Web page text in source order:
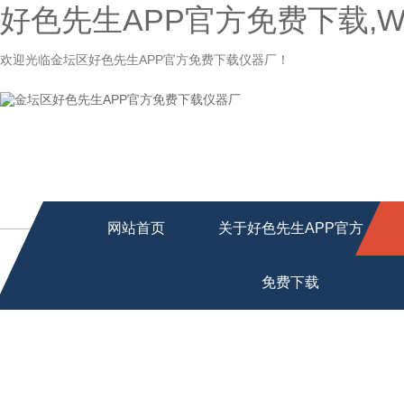
好色先生APP官方免费下载
欢迎光临金坛区好色先生APP官方免费下载仪器厂！
网站首页 关于好色先生APP官方
免费下载